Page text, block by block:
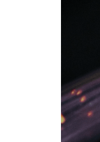
术
应
用
联